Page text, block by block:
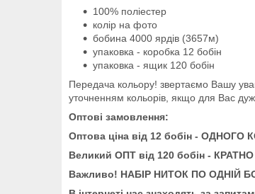
100% поліестер
колір на фото
бобина 4000 ярдів (3657м)
упаковка - коробка 12 бобін
упаковка - ящик 120 бобін
Передача кольору! звертаємо Вашу
уточненням кольорів, якщо для Вас
Оптові замовлення:
Оптова ціна від 12 бобін - ОДНОГО
Великий ОПТ від 120 бобін -
Важливо! НАБІР НИТОК ПО ОДНІЙ